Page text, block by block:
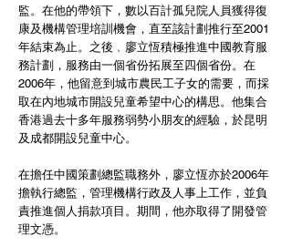
監。在他的帶領下，數以百計孤兒院人員獲得復
康及機構管理培訓機會，直至該計劃推行至2001
年結束為止。之後﹐廖立恆積極推進中國教育服
務計劃，服務由一個省份拓展至四個省份。在
2006年，他留意到城市農民工子女的需要，而採
取在內地城市開設兒童希望中心的構思。他集合
香港過去十多年服務弱勢小朋友的經驗，於昆明
及成都開設兒童中心。​
在擔任中國策劃總監職務外，廖立恆亦於2006年
擔執行總監，管理機構行政及人事上工作，並負
責推進個人捐款項目。期間，他亦取得了開發管
理文憑。